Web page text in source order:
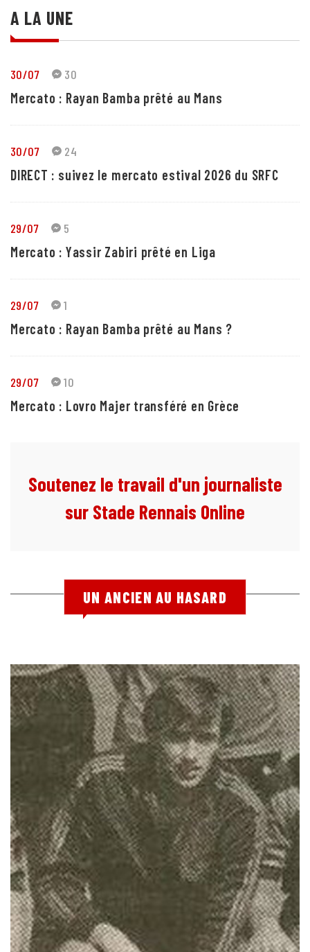
A LA UNE
30/07 30
Mercato : Rayan Bamba prêté au Mans
30/07 24
DIRECT : suivez le mercato estival 2026 du SRFC
29/07 5
Mercato : Yassir Zabiri prêté en Liga
29/07 1
Mercato : Rayan Bamba prêté au Mans ?
29/07 10
Mercato : Lovro Majer transféré en Grèce
Soutenez le travail d'un journaliste
sur Stade Rennais Online
UN ANCIEN AU HASARD